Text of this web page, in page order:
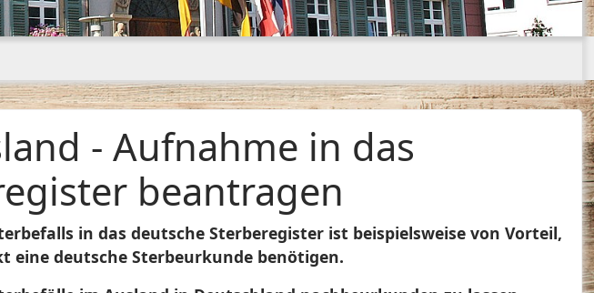
- Aufnahme in das
beantragen
in das deutsche Sterberegister ist beispielsweise von Vorteil,
eine deutsche Sterbeurkunde benötigen.